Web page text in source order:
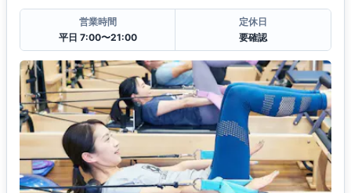
営業時間
平日 7:00〜21:00
定休日
要確認